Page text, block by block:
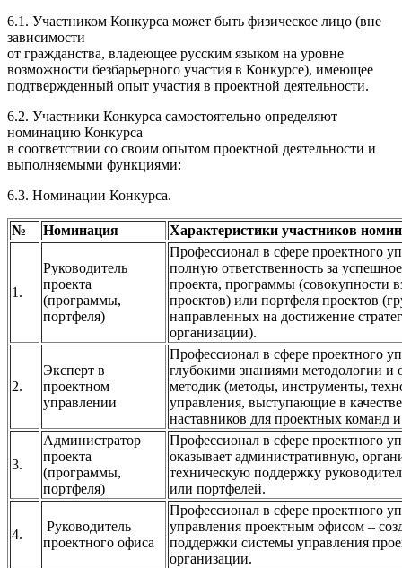
6.1. Участником Конкурса может быть физическое лицо (вне
зависимости
от гражданства, владеющее русским языком на уровне
возможности безбарьерного участия в Конкурсе), имеющее
подтвержденный опыт участия в проектной деятельности.
6.2. Участники Конкурса самостоятельно определяют
номинацию Конкурса
в соответствии со своим опытом проектной деятельности и
выполняемыми функциями:
6.3. Номинации Конкурса.
№ Номинация Характеристики участников
1.
Руководитель
проекта
(программы,
портфеля)
Профессионал в сфере проектного
полную ответственность за
проекта, программы (совокупности
проектов) или портфеля проектов
направленных на достижение
организации).
2.
Эксперт в
проектном
управлении
Профессионал в сфере проектного
глубокими знаниями методологии
методик (методы, инструменты,
управления, выступающие в
наставников для проектных команд
3.
Администратор
проекта
(программы,
портфеля)
Профессионал в сфере проектного
оказывает административную,
техническую поддержку
или портфелей.
4.
Руководитель
проектного офиса
Профессионал в сфере проектного
управления проектным офисом –
поддержки системы управления
организации.